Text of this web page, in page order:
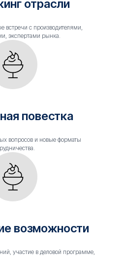
отрасли
встречи с производителями,
экспертами рынка.
повестка
вопросов и новые форматы
возможности
участие в деловой программе,